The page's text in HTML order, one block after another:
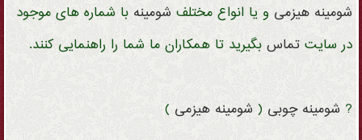
شومینه هیزمی و یا انواع مختلف شومینه با شماره های موجود
در سایت تماسبگیرید تا همکاران ما شما را راهنمایی کنند.
? شومینه چوبی ( شومینه هیزمی )